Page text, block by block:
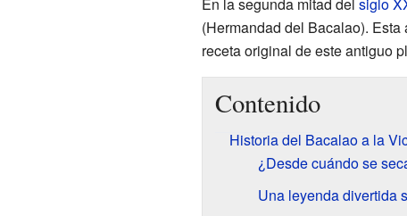
(Hermandad del Bacalao).
receta original de este antiguo
Contenido
Historia del Bacalao a la
¿Desde cuándo se
Una leyenda divertida